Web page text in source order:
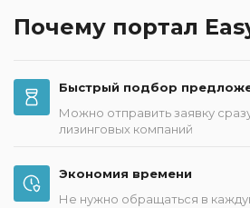
Почему портал
Быстрый подбор
Можно отправить заявку
лизинговых компаний
Экономия времени
Не нужно обращаться в